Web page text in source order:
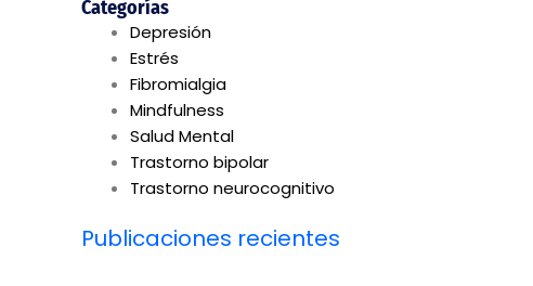
Categorías
Depresión
Estrés
Fibromialgia
Mindfulness
Salud Mental
Trastorno bipolar
Trastorno neurocognitivo
Publicaciones recientes